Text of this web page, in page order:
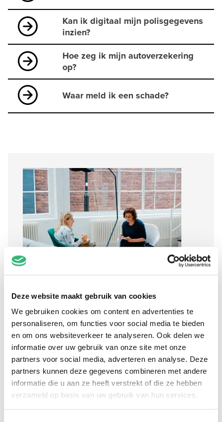
Deze website maakt gebruik van cookies
We gebruiken cookies om content en advertenties te
personaliseren, om functies voor social media te bieden
en om ons websiteverkeer te analyseren. Ook delen we
informatie over uw gebruik van onze site met onze
partners voor social media, adverteren en analyse. Deze
partners kunnen deze gegevens combineren met andere
informatie die u aan ze heeft verstrekt of die ze hebben
verzameld op basis van uw gebruik van hun services.
Kan ik digitaal mijn polisgegevens
inzien?
Hoe zeg ik mijn autoverzekering
op?
Waar meld ik een schade?
Waarmee kunnen we je
helpen?
We helpen je niet alleen met het uitzoeken